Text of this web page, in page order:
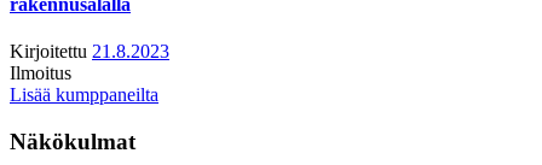
rakennusalalla
Kirjoitettu 21.8.2023
Ilmoitus
Lisää kumppaneilta
Näkökulmat